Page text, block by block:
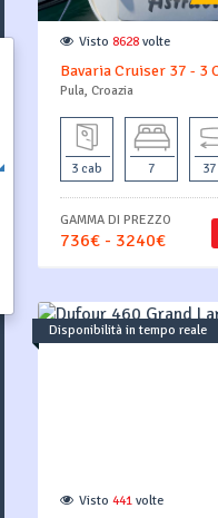
Visto 8628volte
Bavaria Cruiser 37 - 3
Pula, Croazia
3 cab 7
GAMMA DI PREZZO
736€ - 3240€
Disponibilità in tempo reale
Visto 441volte